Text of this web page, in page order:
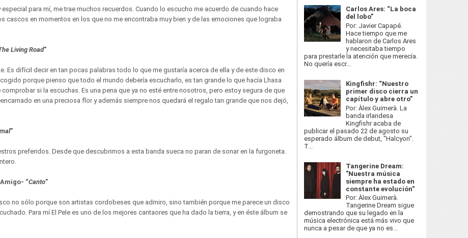
especial para mí, me trae muchos recuerdos. Cuando lo escucho me acuerdo de cuando hace
cascos en momentos en los que no me encontraba muy bien y de las emociones que lograba
Living Road”
Es difícil decir en tan pocas palabras todo lo que me gustaría acerca de ella y de este disco en
porque pienso que todo el mundo debería escucharlo, es tan grande lo que hacía Lhasa
si la escuchas. Es una pena que ya no esté entre nosotros, pero estoy segura de que
en una preciosa flor y además siempre nos quedará el regalo tan grande que nos dejó,
”
preferidos. Desde que descubrimos a esta banda sueca no paran de sonar en la furgoneta.
“Canto”
no sólo porque son artistas cordobeses que admiro, sino también porque me parece un disco
Para mí El Pele es uno de los mejores cantaores que ha dado la tierra, y en éste álbum se
Carlos Ares: “La boca
del lobo”
Por: Javier Capapé.
Hace tiempo que me
hablaron de Carlos Ares
y necesitaba tiempo
para prestarle la atención que merecía.
No quería escr...
Kingfishr: “Nuestro
primer disco cierra un
capítulo y abre otro”
Por: Àlex Guimerà. La
banda irlandesa
Kingfishr acaba de
publicar el pasado 22 de agosto su
esperado álbum de debut, "Halcyon".
T...
Tangerine Dream:
"Nuestra música
siempre ha estado en
constante evolución"
Por: Àlex Guimerà.
Tangerine Dream sigue
demostrando que su legado en la
música electrónica está más vivo que
nunca a pesar de que ya no es...